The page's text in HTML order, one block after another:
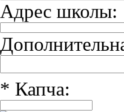
Адрес школы:
* Капча: